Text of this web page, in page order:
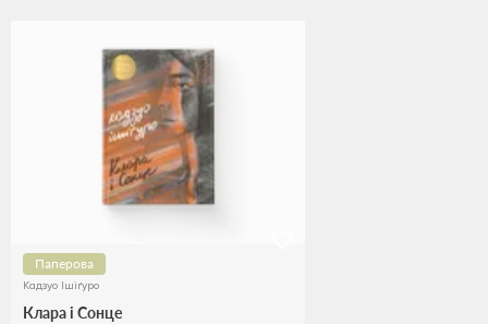
Паперова
Кадзуо Ішіґуро
Клара і Сонце